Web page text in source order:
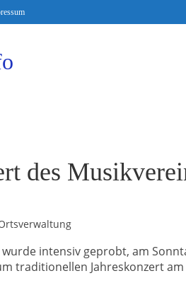
des
intensiv geprobt, am
traditionellen Jahreskonzert